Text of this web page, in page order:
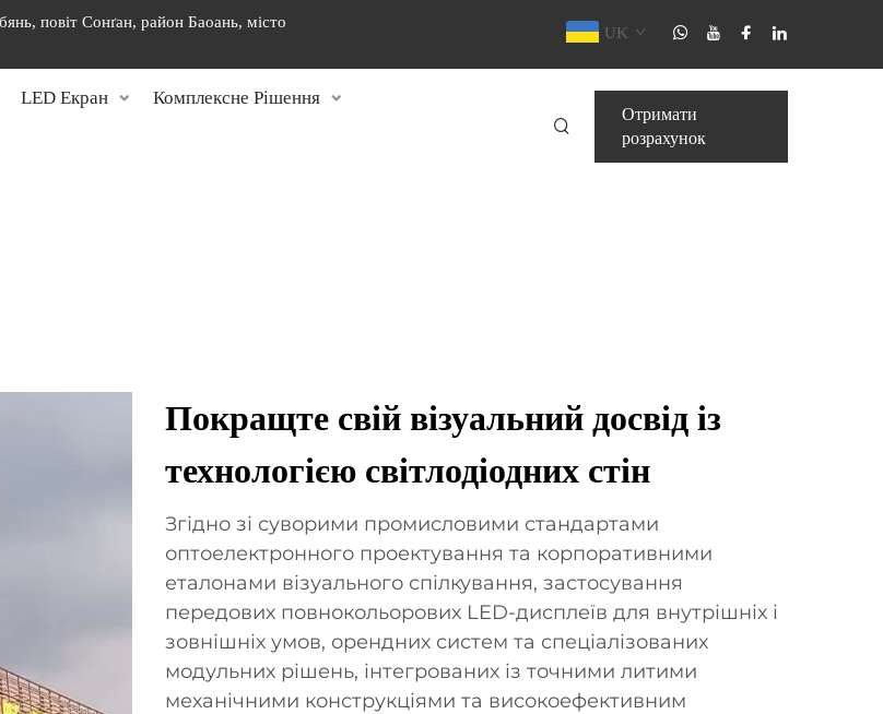
повіт Сонґан, район Баоань, місто
UK
LED Екран Комплексне Рішення
Отримати
розрахунок
Покращте свій візуальний досвід із
технологією світлодіодних стін
Згідно зі суворими промисловими стандартами
оптоелектронного проектування та корпоративними
еталонами візуального спілкування, застосування
передових повнокольорових LED-дисплеїв для внутрішніх і
зовнішніх умов, орендних систем та спеціалізованих
модульних рішень, інтегрованих із точними литими
механічними конструкціями та високоефективним